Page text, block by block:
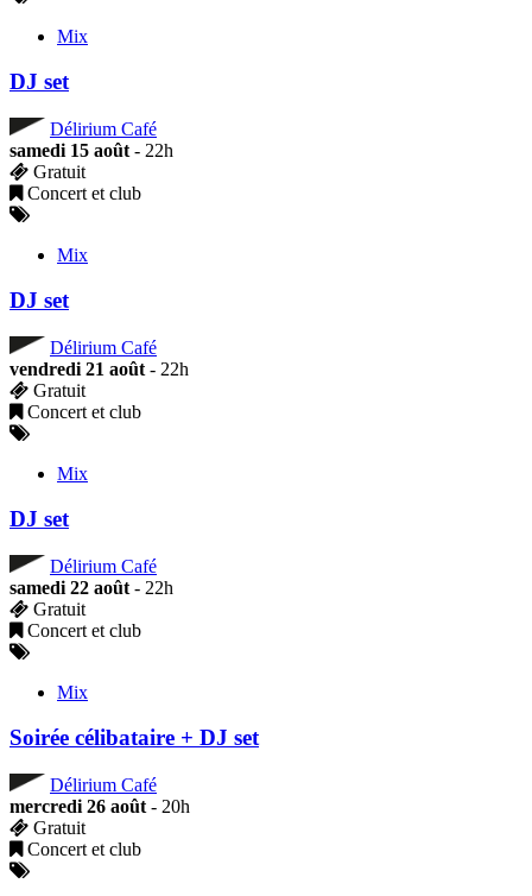
Mix
DJ set
Délirium Café
samedi 15 août - 22h
Gratuit
Concert et club
Mix
DJ set
Délirium Café
vendredi 21 août - 22h
Gratuit
Concert et club
Mix
DJ set
Délirium Café
samedi 22 août - 22h
Gratuit
Concert et club
Mix
Soirée célibataire + DJ set
Délirium Café
mercredi 26 août - 20h
Gratuit
Concert et club